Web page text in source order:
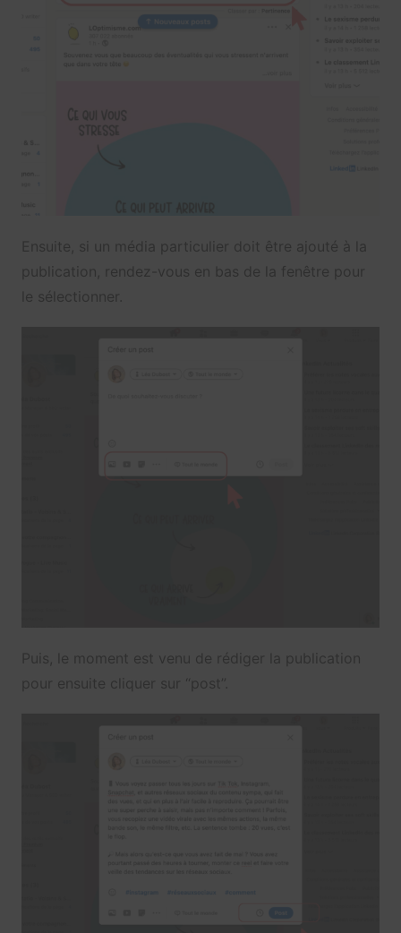
Ensuite, si un média particulier doit être ajouté à la
publication, rendez-vous en bas de la fenêtre pour
le sélectionner.
Puis, le moment est venu de rédiger la publication
pour ensuite cliquer sur “post”.